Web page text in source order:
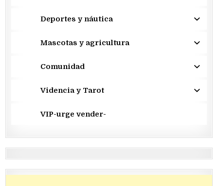
Deportes y náutica
Mascotas y agricultura
Comunidad
Videncia y Tarot
VIP-urge vender-